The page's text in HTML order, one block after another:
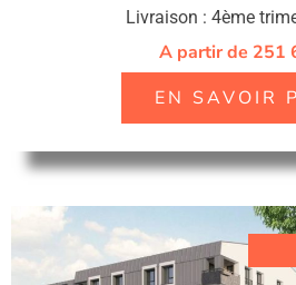
Livraison : 4ème
A partir de 251
EN SAVOIR